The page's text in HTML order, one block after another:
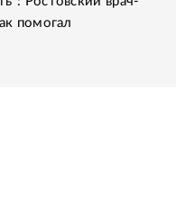
помогал